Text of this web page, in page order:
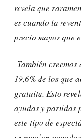
revela que
es cuando la
precio mayor que
También creemos
19,6% de los que
gratuita. Esto
ayudas y partidas
este tipo de